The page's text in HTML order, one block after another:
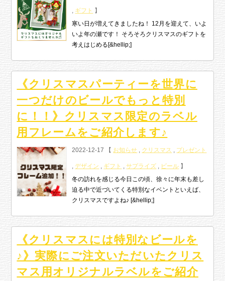
, ギフト 】
寒い日が増えてきましたね！ 12月を迎えて、いよ
いよ年の瀬です！ そろそろクリスマスのギフトを
考えはじめる[&hellip;]
《クリスマスパーティーを世界に
一つだけのビールでもっと特別
に！！》クリスマス限定のラベル
用フレームをご紹介します♪
2022-12-17 【 お知らせ , クリスマス , プレゼント
,デザイン , ギフト ,サプライズ , ビール 】
冬の訪れを感じる今日この頃、徐々に年末も差し
迫る中で近づいてくる特別なイベントといえば、
クリスマスですよね♪ [&hellip;]
《クリスマスには特別なビールを
♪》実際にご注文いただいたクリス
マス用オリジナルラベルをご紹介